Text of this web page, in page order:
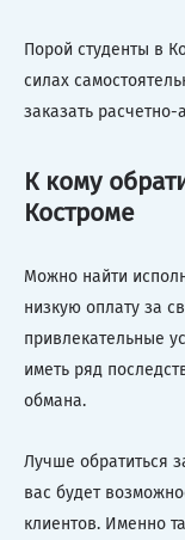
Порой студенты в
силах
заказать
К кому
Костроме
Можно найти
низкую оплату за
привлекательные
иметь ряд
обмана.
Лучше обратиться
вас будет
клиентов. Именно